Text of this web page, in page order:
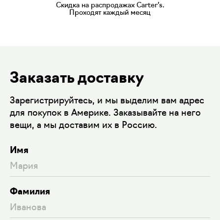
Скидка на распродажах Carter’s.
Проходят каждый месяц
Заказать доставку
Зарегистрируйтесь, и мы выделим вам адрес
для покупок в Америке. Заказывайте на него
вещи, а мы доставим их в Россию.
Имя
Фамилия